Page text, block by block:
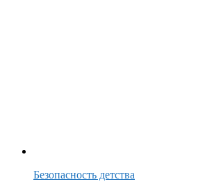
Безопасность детства